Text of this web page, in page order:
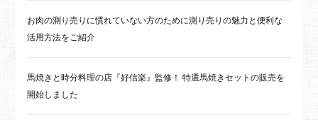
送
お肉の測り売りに慣れていない方のために測り売りの魅力と便利な
活用方法をご紹介
馬焼きと時分料理の店『好信楽』監修！ 特選馬焼きセットの販売を
開始しました